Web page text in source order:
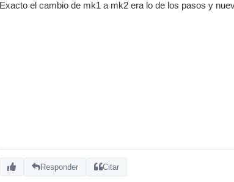
Exacto el cambio de mk1 a mk2 era lo de los pasos y
Responder Citar